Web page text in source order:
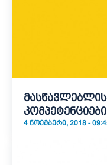
კომპეტენციები
4 ᲜᲝᲔᲛᲑᲔᲠᲘ, 2018 -